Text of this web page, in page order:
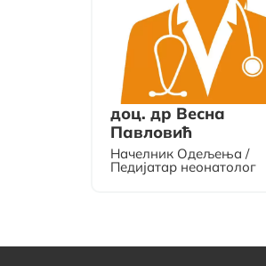
доц. др Весна
Павловић
Начелник Одељења /
Педијатар неонатолог